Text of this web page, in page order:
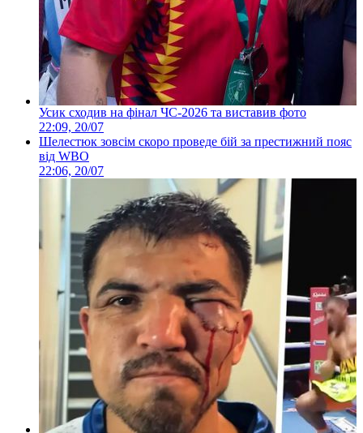
Усик сходив на фінал ЧС-2026 та виставив фото
22:09, 20/07
Шелестюк зовсім скоро проведе бій за престижний пояс
від WBO
22:06, 20/07